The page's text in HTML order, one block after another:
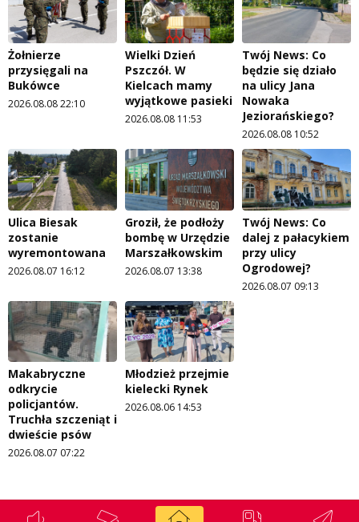
Żołnierze
przysięgali na
Bukówce
2026.08.08 22:10
Wielki Dzień
Pszczół. W
Kielcach mamy
wyjątkowe pasieki
2026.08.08 11:53
Twój News: Co
będzie się działo
na ulicy Jana
Nowaka
Jeziorańskiego?
2026.08.08 10:52
Ulica Biesak
zostanie
wyremontowana
2026.08.07 16:12
Groził, że podłoży
bombę w Urzędzie
Marszałkowskim
2026.08.07 13:38
Twój News: Co
dalej z pałacykiem
przy ulicy
Ogrodowej?
2026.08.07 09:13
Makabryczne
odkrycie
policjantów.
Truchła szczeniąt i
dwieście psów
2026.08.07 07:22
Młodzież przejmie
kielecki Rynek
2026.08.06 14:53